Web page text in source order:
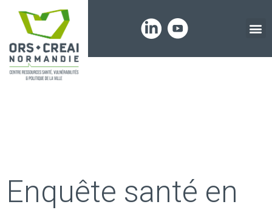
Thématiques :
Enquête santé en
Panneau de gestion des cookies